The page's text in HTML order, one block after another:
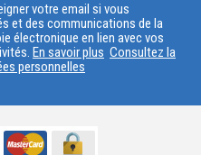
votre email si vous
et des communications de la
électronique en lien avec vos
En savoir plus Consultez la
personnelles